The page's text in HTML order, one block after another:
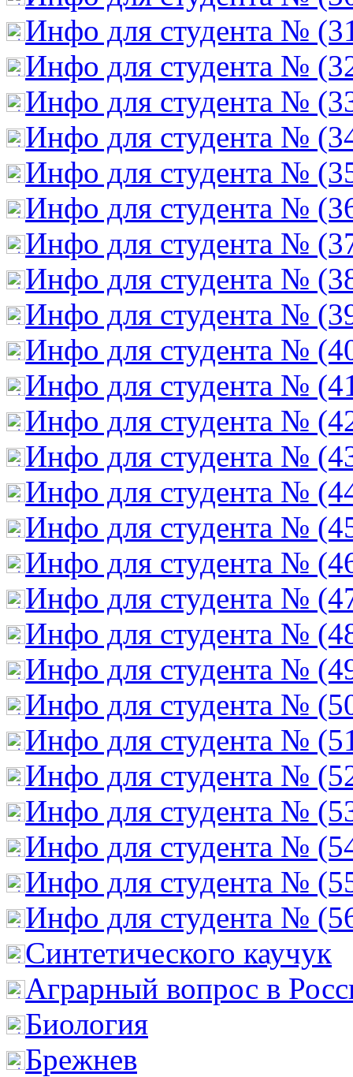
Инфо для студента №
Инфо для студента №
Инфо для студента №
Инфо для студента №
Инфо для студента №
Инфо для студента №
Инфо для студента №
Инфо для студента №
Инфо для студента №
Инфо для студента №
Инфо для студента №
Инфо для студента №
Инфо для студента №
Инфо для студента №
Инфо для студента №
Инфо для студента №
Инфо для студента №
Инфо для студента №
Инфо для студента №
Инфо для студента №
Инфо для студента №
Инфо для студента №
Инфо для студента №
Инфо для студента №
Инфо для студента №
Инфо для студента №
Cинтетического каучук
Аграрный вопрос в
Биология
Брежнев